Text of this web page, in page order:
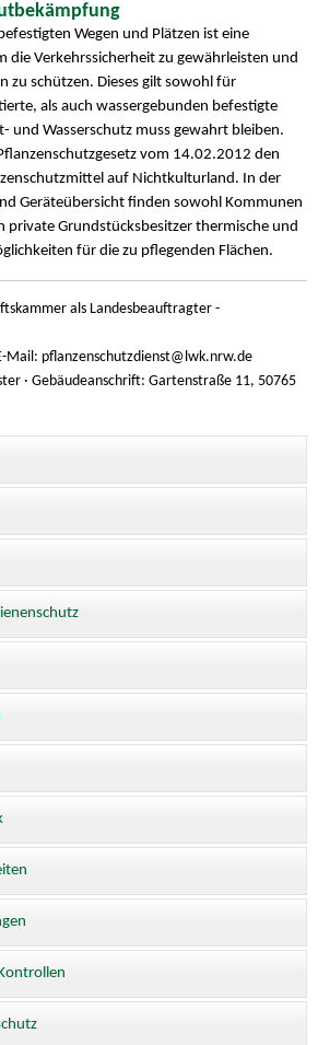
Wegen und Plätzen ist eine
die Verkehrssicherheit zu gewährleisten und
zu schützen. Dieses gilt sowohl für
als auch wassergebunden befestigte
und Wasserschutz muss gewahrt bleiben.
vom 14.02.2012 den
auf Nichtkulturland. In der
Geräteübersicht finden sowohl Kommunen
private Grundstücksbesitzer thermische und
für die zu pflegenden Flächen.
als Landesbeauftragter -
Mail: pflanzenschutzdienst@ lwk.nrw.de
· Gebäudeanschrift: Gartenstraße 11, 50765